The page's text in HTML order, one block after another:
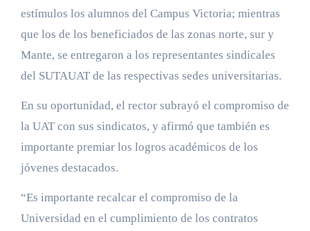
estímulos los alumnos del Campus Victoria; mientras
que los de los beneficiados de las zonas norte, sur y
Mante, se entregaron a los representantes sindicales
del SUTAUAT de las respectivas sedes universitarias.
En su oportunidad, el rector subrayó el compromiso de
la UAT con sus sindicatos, y afirmó que también es
importante premiar los logros académicos de los
jóvenes destacados.
“Es importante recalcar el compromiso de la
Universidad en el cumplimiento de los contratos